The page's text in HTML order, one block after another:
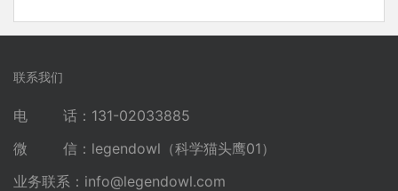
联系我们
电 话：131-02033885
微 信：legendowl（科学猫头鹰01）
业务联系： info@legendowl.com